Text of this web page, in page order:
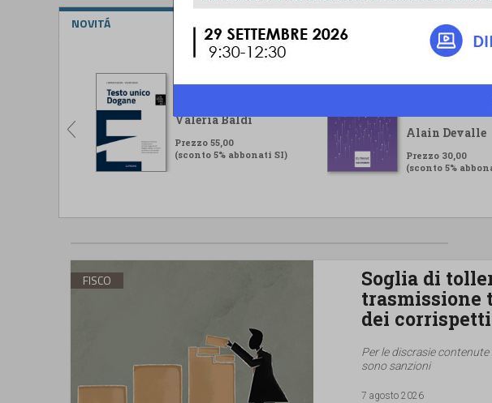
NOVITÁ
Valeria Baldi
Prezzo 55,00
(sconto 5% abbonati SI)
Reporting
Alain Devalle
Prezzo 30,00
(sconto 5%
FISCO
Soglia di
trasmissione
dei
Per le discrasie contenute
sono sanzioni
7 agosto 2026